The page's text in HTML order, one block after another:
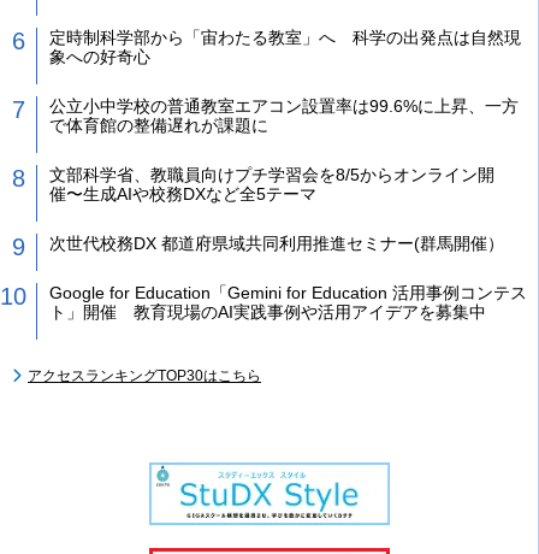
定時制科学部から「宙わたる教室」へ 科学の出発点は自然現
象への好奇心
公立小中学校の普通教室エアコン設置率は99.6%に上昇、一方
で体育館の整備遅れが課題に
文部科学省、教職員向けプチ学習会を8/5からオンライン開
催〜生成AIや校務DXなど全5テーマ
次世代校務DX 都道府県域共同利用推進セミナー(群馬開催）
Google for Education「Gemini for Education 活用事例コンテス
ト」開催 教育現場のAI実践事例や活用アイデアを募集中
アクセスランキングTOP30はこちら